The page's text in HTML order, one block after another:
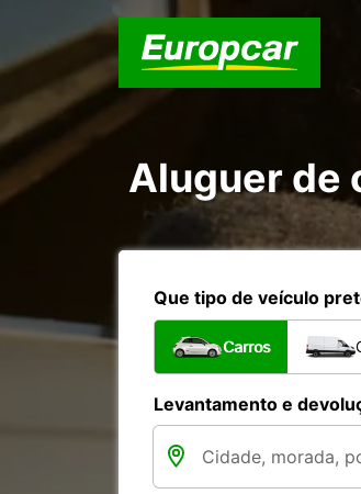
Aluguer de
Que tipo de veículo
Carros
Levantamento e